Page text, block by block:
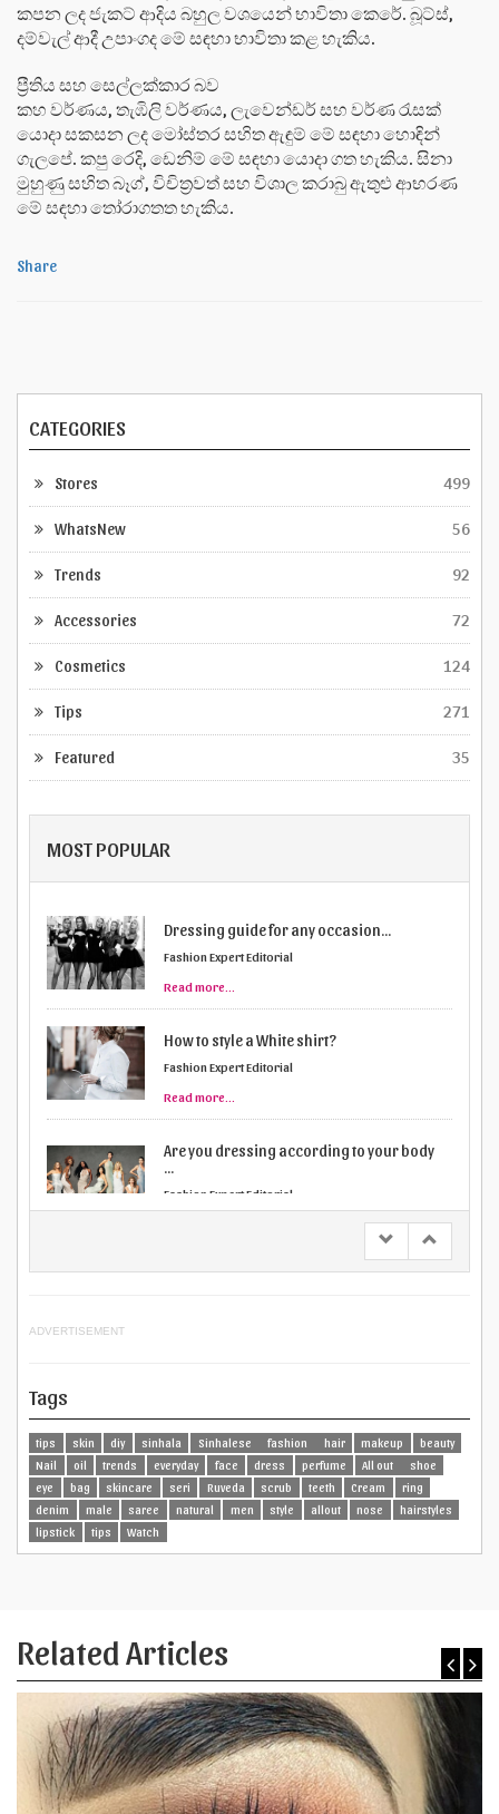
කපන ලද ජැකට් ආදිය බහුල වශයෙන් භාවිතා කෙරේ. බූට්ස්,
දම්වැල් ආදී උපාංගද මේ සඳහා භාවිතා කළ හැකිය.
ප්‍රීතිය සහ සෙල්ලක්කාර බව
කහ වර්ණය, තැඹිලි වර්ණය, ලැවෙන්ඩර් සහ වර්ණ රැසක්
යොදා සකසන ලද මෝස්තර සහිත ඇඳුම් මේ සඳහා හොඳින්
ගැලපේ. කපු රෙදි, ඩෙනිම් මේ සඳහා යොදා ගත හැකිය. සිනා
මුහුණු සහිත බෑග්, විචිත්‍රවත් සහ විශාල කරාබු ඇතුළු ආභරණ
මේ සඳහා තෝරාගතත හැකිය.
Share
CATEGORIES
Stores 499
WhatsNew 56
Trends 92
Accessories 72
Cosmetics 124
Tips 271
Featured 35
MOST POPULAR
Dressing guide for any occasion...
Fashion Expert Editorial
Read more...
How to style a White shirt?
Fashion Expert Editorial
Read more...
Are you dressing according to your body
...
Fashion Expert Editorial
ADVERTISEMENT
Tags
tips skin diy sinhala Sinhalese fashion hair makeup
beauty
Nail
oil trends everyday face dress perfume All out
shoe
eye
bag skincare seri Ruveda scrub teeth Cream
ring
denim
male saree natural men style allout nose
hairstyles
lipstick
tips Watch
Related Articles